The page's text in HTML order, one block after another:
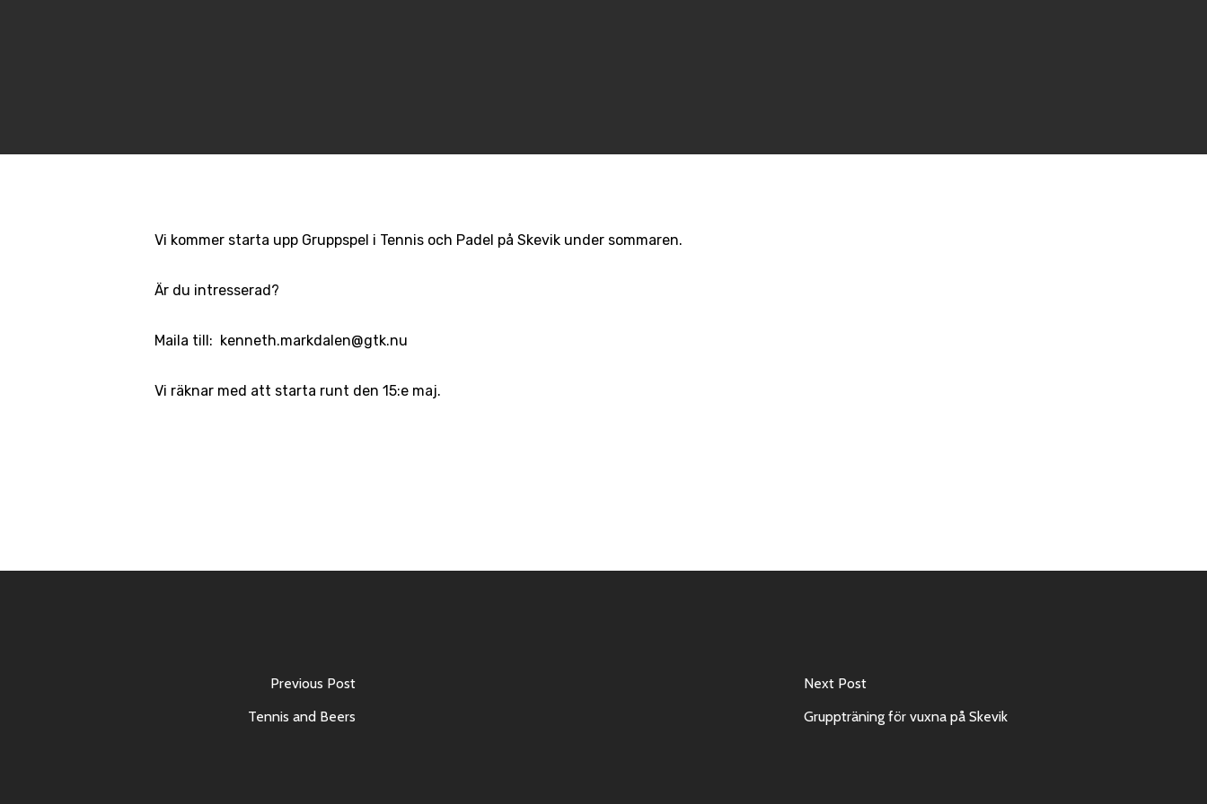
Vi kommer starta upp Gruppspel i Tennis och Padel på Skevik under sommaren.
Är du intresserad?
Maila till: kenneth.markdalen@gtk.nu
Vi räknar med att starta runt den 15:e maj.
Previous Post
Tennis and Beers
Next Post
Gruppträning för vuxna på Skevik